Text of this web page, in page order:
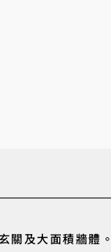
關及大面積牆體